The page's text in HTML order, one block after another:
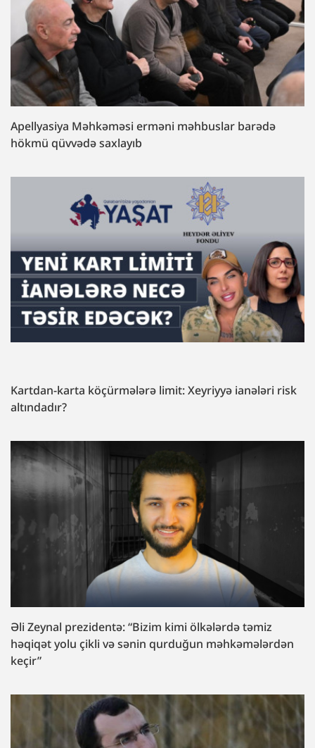
Apellyasiya Məhkəməsi erməni məhbuslar barədə
hökmü qüvvədə saxlayıb
Kartdan-karta köçürmələrə limit: Xeyriyyə ianələri risk
altındadır?
Əli Zeynal prezidentə: “Bizim kimi ölkələrdə təmiz
həqiqət yolu çikli və sənin qurduğun məhkəmələrdən
keçir”